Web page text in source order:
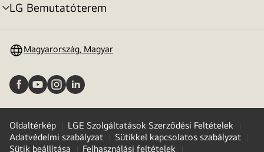
LG Bemutatóterem
menu
Magyarország, Magyar
Oldaltérkép
LGE Szolgáltatások Szerződési Feltételek
Adatvédelmi szabályzat
Sütikkel kapcsolatos szabályzat
Sütik beállítása
Felhasználási feltételek